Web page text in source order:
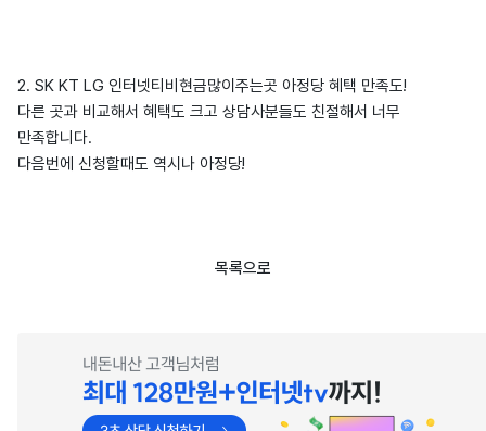
2. SK KT LG 인터넷티비현금많이주는곳 아정당 혜택 만족도!
다른 곳과 비교해서 혜택도 크고 상담사분들도 친절해서 너무
만족합니다.
다음번에 신청할때도 역시나 아정당!
목록으로